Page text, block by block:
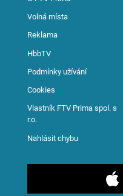
Volná místa
Reklama
HbbTV
Podmínky užívání
Cookies
Vlastník FTV Prima spol. s
r.o.
Nahlásit chybu